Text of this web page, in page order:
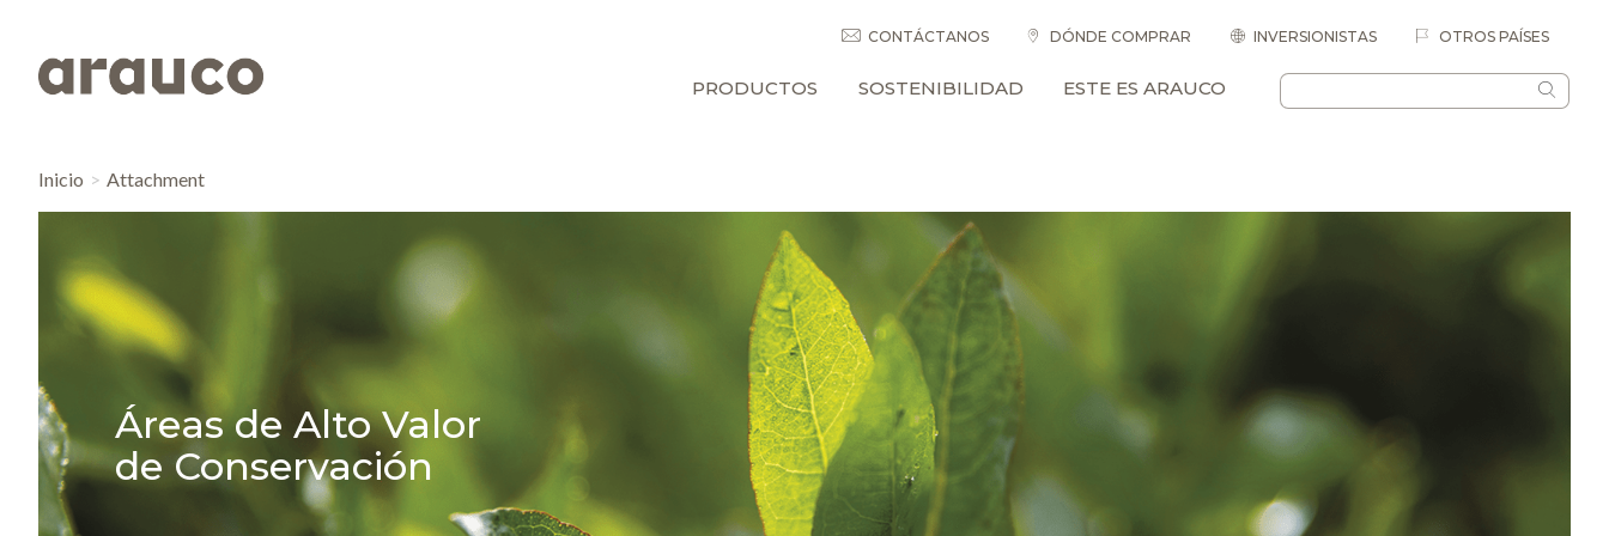
CONTÁCTANOS DÓNDE COMPRAR INVERSIONISTAS OTROS PAÍSES
PRODUCTOS SOSTENIBILIDAD ESTE ES ARAUCO
Inicio Attachment
Áreas de Alto Valor
de Conservación